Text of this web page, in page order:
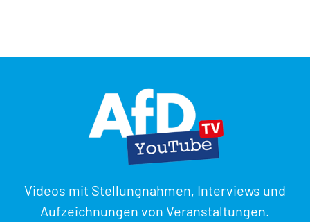
Videos mit Stellungnahmen, Interviews und
Aufzeichnungen von Veranstaltungen.